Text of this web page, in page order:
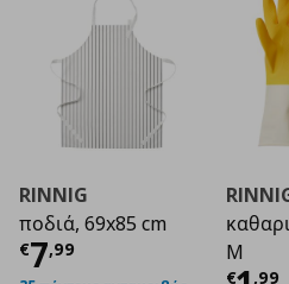
RINNIG
ποδιά, 69x85 cm
€7,99
Τρέχουσα τιμή
M
€ ,99